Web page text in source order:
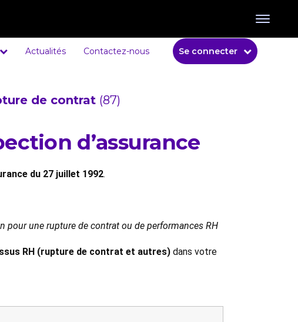
Actualités Contactez-nous Se connecter
de contrat (87)
d’assurance
du 27 juillet 1992.
pour une rupture de contrat ou de performances RH
RH (rupture de contrat et autres) dans votre